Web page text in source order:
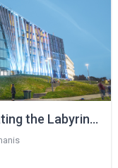
FilzT004 : Navigating the Labyrinth of Spirituality: A Comparative Map of Religious and Philosophical Views